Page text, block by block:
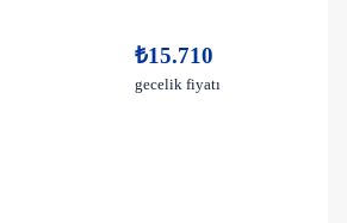
₺15.710
gecelik fiyatı